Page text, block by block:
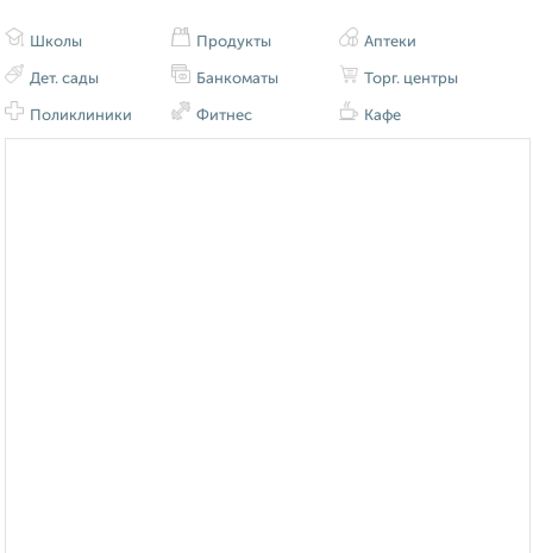
Школы
Дет. сады
Поликлиники
Продукты
Банкоматы
Фитнес
Аптеки
Торг. центры
Кафе